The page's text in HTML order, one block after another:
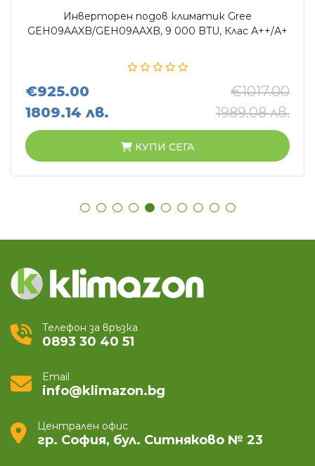
Инверторен подов климатик Gree
GEH09AAXB/GEH09AAXB, 9 000 BTU, Клас А++/А+
€925.00
1809.14 лв.
€1017.00
1989.08 лв.
КУПИ СЕГА
Телефон за връзка
0893 30 40 51
Email
info@klimazon.bg
Централен офис
гр. София, бул. Ситняково № 23